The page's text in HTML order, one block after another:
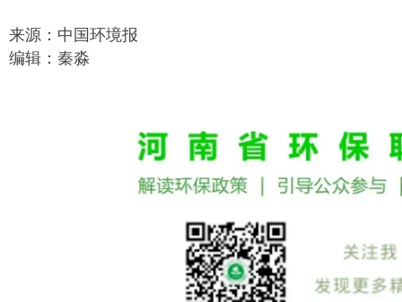
来源：中国环境报
编辑：秦淼